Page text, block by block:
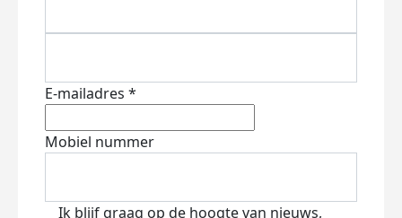
E-mailadres *
Mobiel nummer
Ik blijf graag op de hoogte van nieuws,